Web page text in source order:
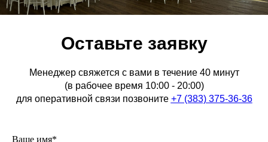
Оставьте заявку
Менеджер свяжется с вами в течение 40 минут
(в рабочее время 10:00 - 20:00)
для оперативной связи позвоните +7 (383) 375-36-36
Ваше имя*